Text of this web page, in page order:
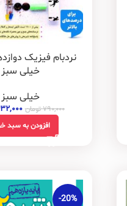
نردبام فیزیک
خیلی سبز
خیلی سبز
۷۹۰,۰۰۰تومان
افزودن به سبد
-20%